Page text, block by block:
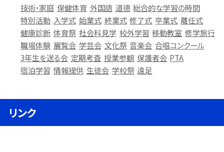
技術・家庭 保健体育 外国語 道徳 総合的な学習の時間
特別活動 入学式 始業式 終業式 修了式 卒業式 離任式
健康診断 体育祭 社会科見学 校外学習 移動教室 修学旅行
職場体験 展覧会 学芸会 文化祭 音楽会 合唱コンクール
3年生を送る会 定期考査 授業参観 保護者会 PTA
宿泊学習 情報提供 生徒会 学校祭 遠足
リンク